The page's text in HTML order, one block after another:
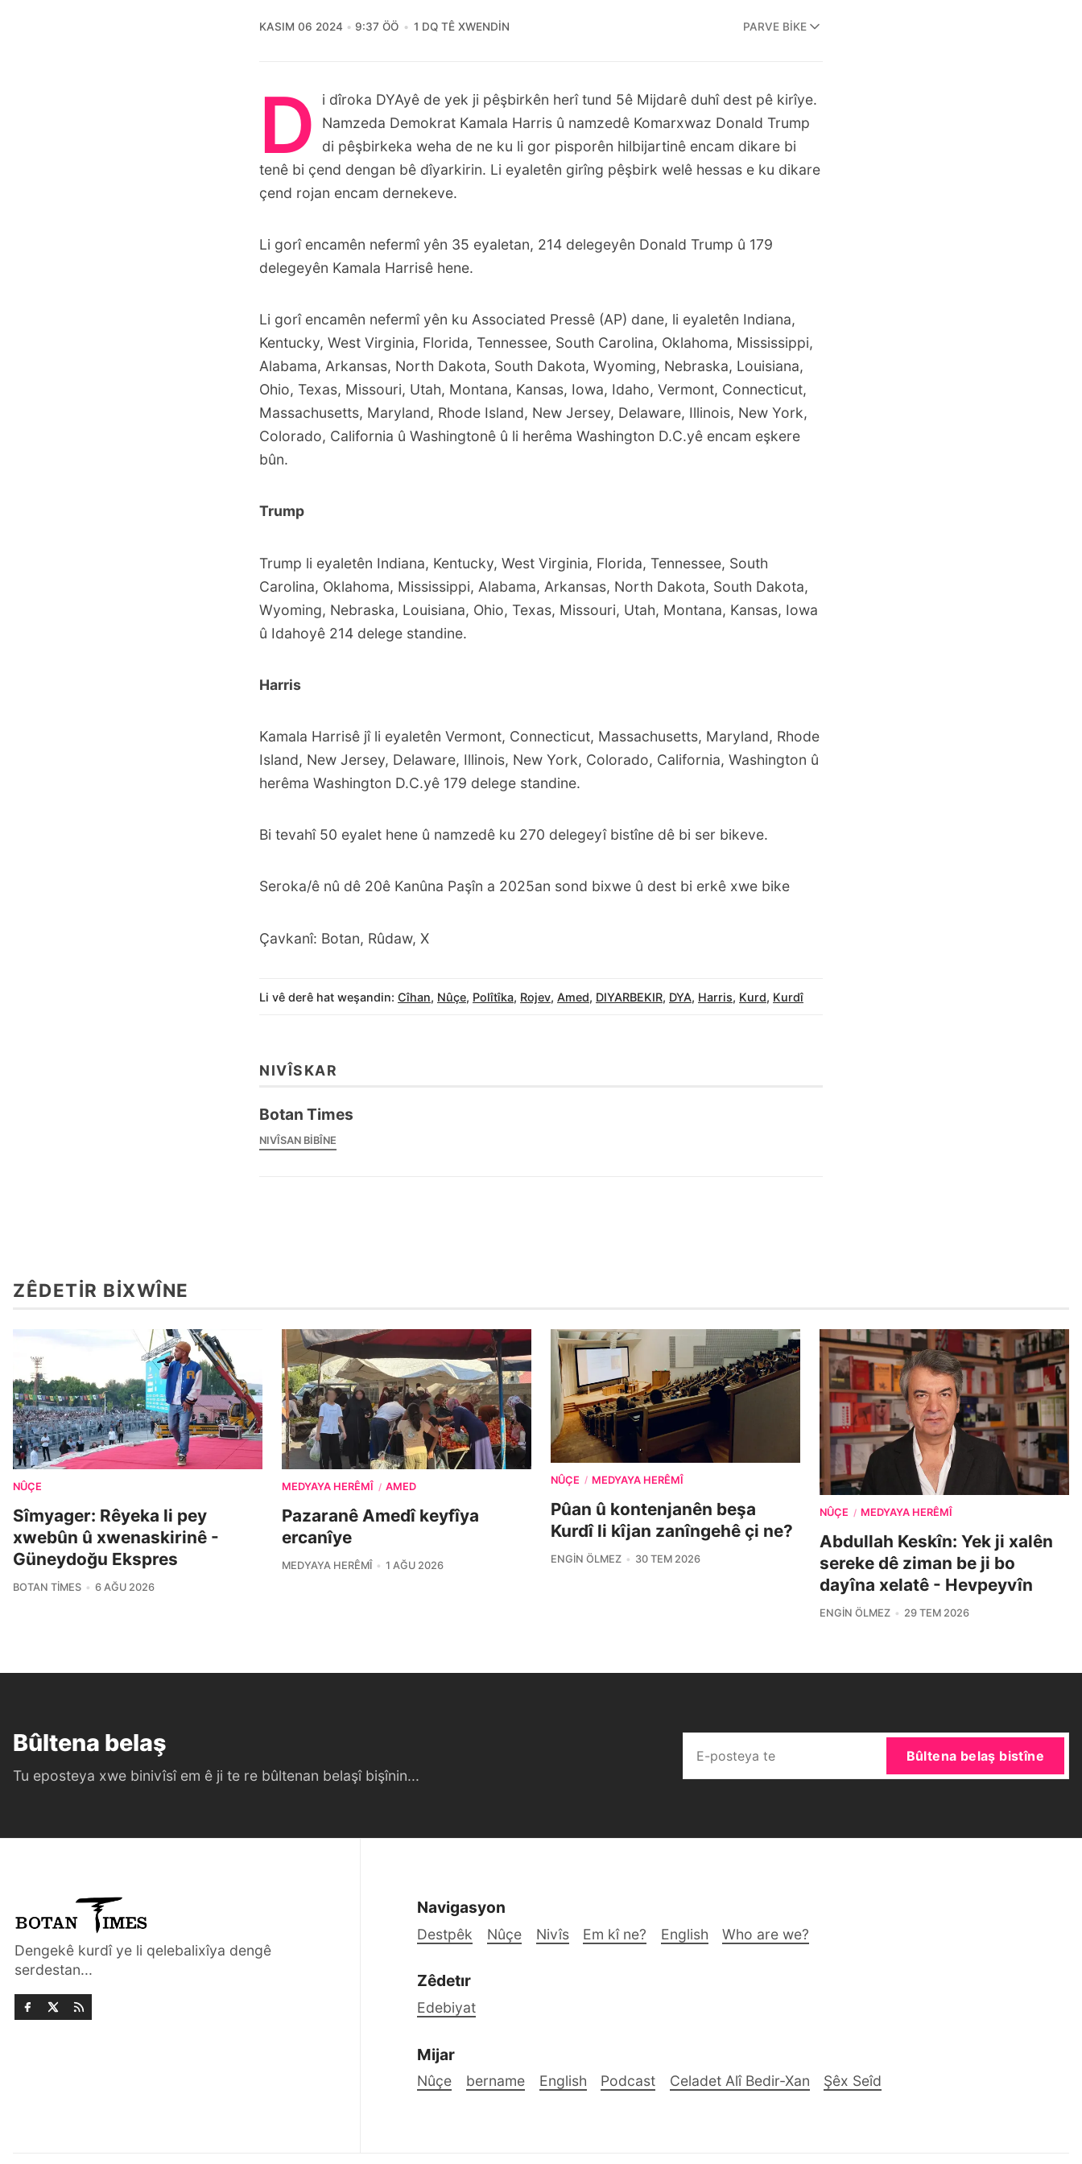
KASIM 06 2024 9:37 ÖÖ 1 DQ TÊ XWENDIN PARVE BIKE
D
i dîroka DYAyê de yek ji pêşbirkên herî tund 5ê Mijdarê duhî dest pê kirîye.
Namzeda Demokrat Kamala Harris û namzedê Komarxwaz Donald Trump
di pêşbirkeka weha de ne ku li gor pisporên hilbijartinê encam dikare bi
tenê bi çend dengan bê dîyarkirin. Li eyaletên girîng pêşbirk welê hessas e ku dikare
çend rojan encam dernekeve.
Li gorî encamên nefermî yên 35 eyaletan, 214 delegeyên Donald Trump û 179
delegeyên Kamala Harrisê hene.
Li gorî encamên nefermî yên ku Associated Pressê (AP) dane, li eyaletên Indiana,
Kentucky, West Virginia, Florida, Tennessee, South Carolina, Oklahoma, Mississippi,
Alabama, Arkansas, North Dakota, South Dakota, Wyoming, Nebraska, Louisiana,
Ohio, Texas, Missouri, Utah, Montana, Kansas, Iowa, Idaho, Vermont, Connecticut,
Massachusetts, Maryland, Rhode Island, New Jersey, Delaware, Illinois, New York,
Colorado, California û Washingtonê û li herêma Washington D.C.yê encam eşkere
bûn.
Trump
Trump li eyaletên Indiana, Kentucky, West Virginia, Florida, Tennessee, South
Carolina, Oklahoma, Mississippi, Alabama, Arkansas, North Dakota, South Dakota,
Wyoming, Nebraska, Louisiana, Ohio, Texas, Missouri, Utah, Montana, Kansas, Iowa
û Idahoyê 214 delege standine.
Harris
Kamala Harrisê jî li eyaletên Vermont, Connecticut, Massachusetts, Maryland, Rhode
Island, New Jersey, Delaware, Illinois, New York, Colorado, California, Washington û
herêma Washington D.C.yê 179 delege standine.
Bi tevahî 50 eyalet hene û namzedê ku 270 delegeyî bistîne dê bi ser bikeve.
Seroka/ê nû dê 20ê Kanûna Paşîn a 2025an sond bixwe û dest bi erkê xwe bike
Çavkanî: Botan, Rûdaw, X
Li vê derê hat weşandin: Cîhan, Nûçe, Polîtîka, Rojev, Amed, DIYARBEKIR, DYA, Harris, Kurd, Kurdî
NIVÎSKAR
Botan Times
NIVÎSAN BIBÎNE
ZÊDETIR BIXWÎNE
NÛÇE
Sîmyager: Rêyeka li pey
xwebûn û xwenaskirinê -
Güneydoğu Ekspres
BOTAN TIMES 6 AĞU 2026
MEDYAYA HERÊMÎ / AMED
Pazaranê Amedî keyfîya
ercanîye
MEDYAYA HERÊMÎ 1 AĞU 2026
NÛÇE / MEDYAYA HERÊMÎ
Pûan û kontenjanên beşa
Kurdî li kîjan zanîngehê çi ne?
ENGIN ÖLMEZ 30 TEM 2026
NÛÇE / MEDYAYA HERÊMÎ
Abdullah Keskîn: Yek ji xalên
sereke dê ziman be ji bo
dayîna xelatê - Hevpeyvîn
ENGIN ÖLMEZ 29 TEM 2026
Bûltena belaş
Tu eposteya xwe binivîsî em ê ji te re bûltenan belaşî bişînin...
Bûltena belaş bistîne
Dengekê kurdî ye li qelebalixîya dengê
serdestan...
Navigasyon
Destpêk Nûçe Nivîs Em kî ne? English Who are we?
Zêdetır
Edebiyat
Mijar
Nûçe bername English Podcast Celadet Alî Bedir-Xan Şêx Seîd